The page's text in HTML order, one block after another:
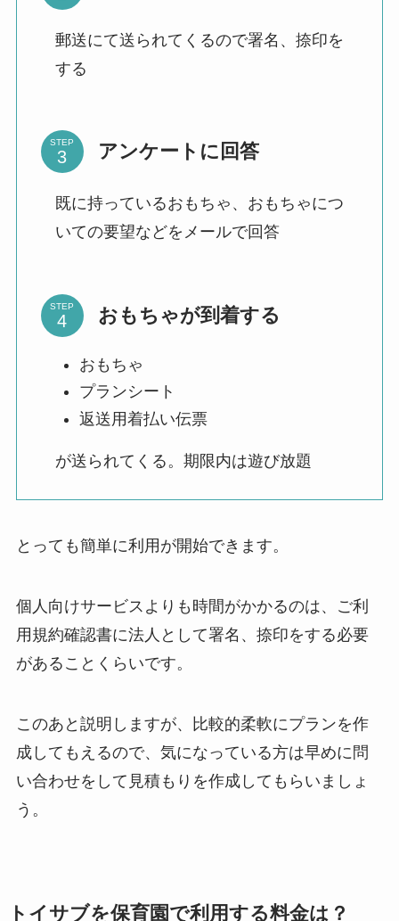
郵送にて送られてくるので署名、捺印を
する
STEP アンケートに回答
既に持っているおもちゃ、おもちゃにつ
いての要望などをメールで回答
STEP おもちゃが到着する
おもちゃ
プランシート
返送用着払い伝票
が送られてくる。期限内は遊び放題
とっても簡単に利用が開始できます。
個人向けサービスよりも時間がかかるのは、ご利
用規約確認書に法人として署名、捺印をする必要
があることくらいです。
このあと説明しますが、比較的柔軟にプランを作
成してもえるので、気になっている方は早めに問
い合わせをして見積もりを作成してもらいましょ
う。
トイサブを保育園で利用する料金は？